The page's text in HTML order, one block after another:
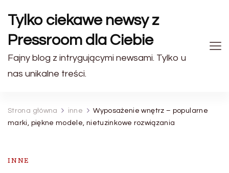
Tylko ciekawe newsy z
Pressroom dla Ciebie
Fajny blog z intrygującymi newsami. Tylko u
nas unikalne treści.
Strona główna inne
Wyposażenie wnętrz – popularne
marki, piękne modele, nietuzinkowe rozwiązania
INNE